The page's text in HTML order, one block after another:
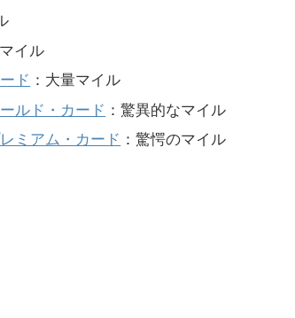
イル
ド ：大量マイル
ルド・カード ：驚異的なマイル
ミアム・カード ：驚愕のマイル